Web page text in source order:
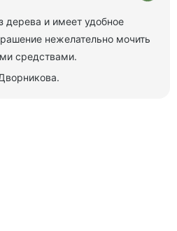
дерева и имеет удобное
нежелательно мочить
средствами.